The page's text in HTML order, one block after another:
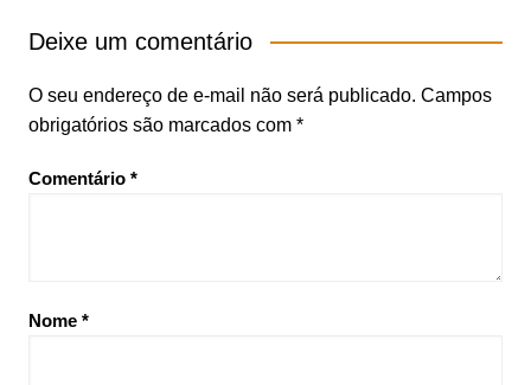
Deixe um comentário
O seu endereço de e-mail não será publicado. Campos
obrigatórios são marcados com *
Comentário *
Nome *